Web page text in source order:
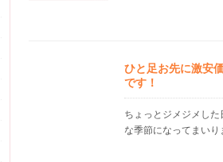
ひと足お先に激安
です！
ちょっとジメジメし
な季節になってまい